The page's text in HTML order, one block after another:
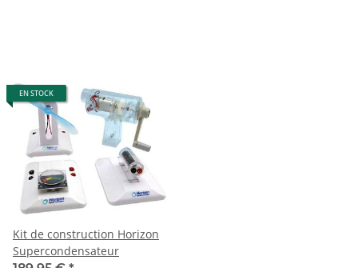
EN STOCK
Kit de construction Horizon
Supercondensateur